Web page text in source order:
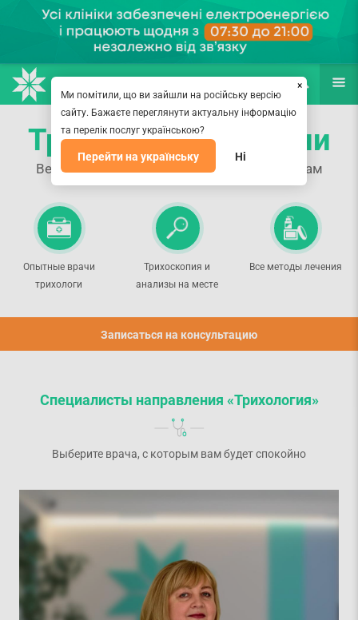
(067) 127-03-03
ПОИСК ЕЩЁ
Трихолог на Оболони
Вернем здоровье и красоту вашим волосам
Опытные врачи
трихологи
Трихоскопия и
анализы на месте
Все методы лечения
Записаться на консультацию
Специалисты направления «Трихология»
Выберите врача, с которым вам будет спокойно
×
Ми помітили, що ви зайшли на російську версію
сайту. Бажаєте переглянути актуальну інформацію
та перелік послуг українською?
Перейти на українську Ні